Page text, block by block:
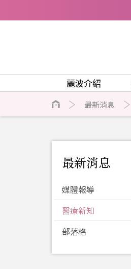
麗波介紹
最新消息
最新消息
媒體報導
醫療新知
部落格